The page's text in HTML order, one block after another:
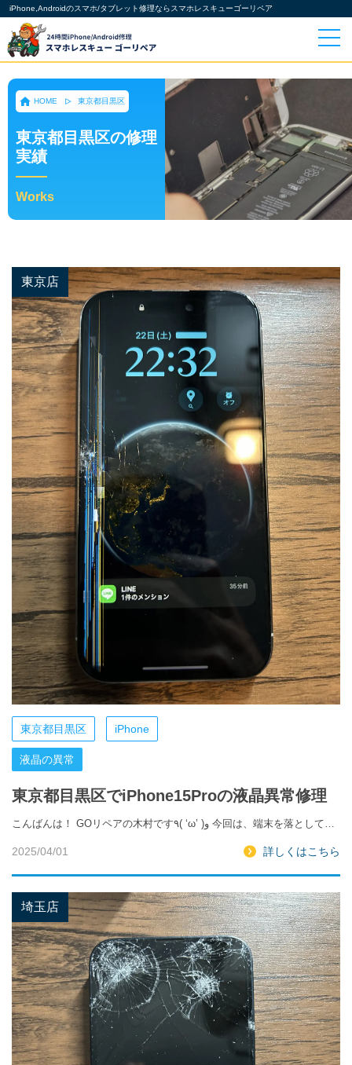
iPhone,Androidのスマホ/タブレット修理ならスマホレスキューゴーリペア
HOME 東京都目黒区
東京都目黒区の修理
実績
Works
東京店
東京都目黒区 iPhone
液晶の異常
東京都目黒区でiPhone15Proの液晶異常修理
こんばんは！ GOリペアの木村です٩( ‘ω’ )و 今回は、端末を落として…
2025/04/01 詳しくはこちら
埼玉店